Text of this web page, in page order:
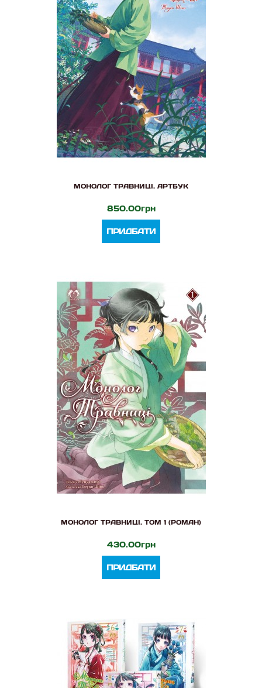
МОНОЛОГ ТРАВНИЦІ. АРТБУК
850.00грн
ПРИДБАТИ
МОНОЛОГ ТРАВНИЦІ. ТОМ 1 (РОМАН)
430.00грн
ПРИДБАТИ